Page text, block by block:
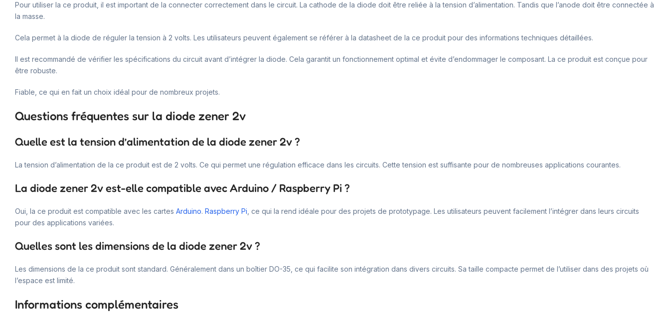
Pour utiliser la ce produit, il est important de la connecter correctement dans le circuit. La cathode de la diode doit être reliée à la tension d’alimentation. Tandis que l’anode doit être connectée à
la masse.
Cela permet à la diode de réguler la tension à 2 volts. Les utilisateurs peuvent également se référer à la datasheet de la ce produit pour des informations techniques détaillées.
Il est recommandé de vérifier les spécifications du circuit avant d’intégrer la diode. Cela garantit un fonctionnement optimal et évite d’endommager le composant. La ce produit est conçue pour
être robuste.
Fiable, ce qui en fait un choix idéal pour de nombreux projets.
Questions fréquentes sur la diode zener 2v
Quelle est la tension d’alimentation de la diode zener 2v ?
La tension d’alimentation de la ce produit est de 2 volts. Ce qui permet une régulation efficace dans les circuits. Cette tension est suffisante pour de nombreuses applications courantes.
La diode zener 2v est-elle compatible avec Arduino / Raspberry Pi ?
Oui, la ce produit est compatible avec les cartes Arduino. Raspberry Pi , ce qui la rend idéale pour des projets de prototypage. Les utilisateurs peuvent facilement l’intégrer dans leurs circuits
pour des applications variées.
Quelles sont les dimensions de la diode zener 2v ?
Les dimensions de la ce produit sont standard. Généralement dans un boîtier DO-35, ce qui facilite son intégration dans divers circuits. Sa taille compacte permet de l’utiliser dans des projets où
l’espace est limité.
Informations complémentaires